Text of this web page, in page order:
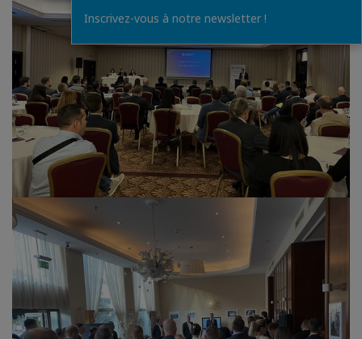
Inscrivez-vous à notre newsletter !